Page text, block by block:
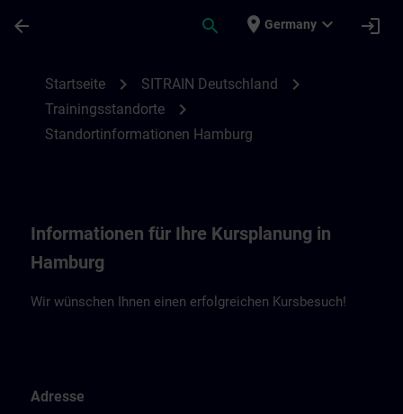
arrow_back search place Germany expand_more login
Startseite chevron_right SITRAIN Deutschland chevron_right
Trainingsstandorte chevron_right
Standortinformationen Hamburg
Informationen für Ihre Kursplanung in
Hamburg
Wir wünschen Ihnen einen erfolgreichen Kursbesuch!
Adresse